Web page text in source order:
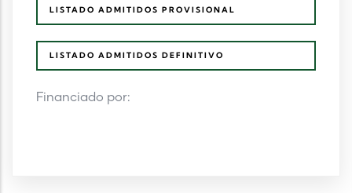
LISTADO ADMITIDOS PROVISIONAL
LISTADO ADMITIDOS DEFINITIVO
Financiado por: